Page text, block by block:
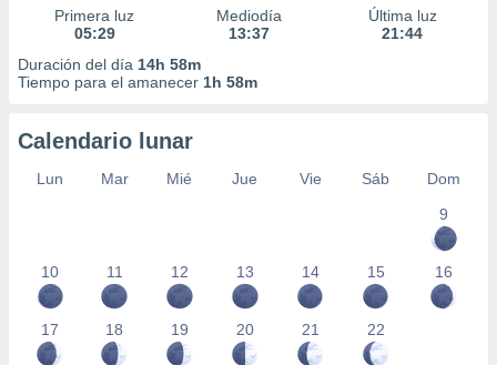
Primera luz
05:29
Mediodía
13:37
Última luz
21:44
Duración del día 14h 58m
Tiempo para el amanecer 1h 58m
Calendario lunar
Lun Mar Mié Jue Vie Sáb
Dom
9
10 11 12 13 14 15 16
17 18 19 20 21 22